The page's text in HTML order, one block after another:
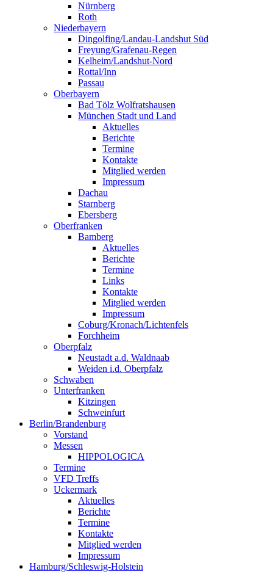
Nürnberg
Roth
Niederbayern
Dingolfing/Landau-Landshut Süd
Freyung/Grafenau-Regen
Kelheim/Landshut-Nord
Rottal/Inn
Passau
Oberbayern
Bad Tölz Wolfratshausen
München Stadt und Land
Aktuelles
Berichte
Termine
Kontakte
Mitglied werden
Impressum
Dachau
Starnberg
Ebersberg
Oberfranken
Bamberg
Aktuelles
Berichte
Termine
Links
Kontakte
Mitglied werden
Impressum
Coburg/Kronach/Lichtenfels
Forchheim
Oberpfalz
Neustadt a.d. Waldnaab
Weiden i.d. Oberpfalz
Schwaben
Unterfranken
Kitzingen
Schweinfurt
Berlin/Brandenburg
Vorstand
Messen
HIPPOLOGICA
Termine
VFD Treffs
Uckermark
Aktuelles
Berichte
Termine
Kontakte
Mitglied werden
Impressum
Hamburg/Schleswig-Holstein